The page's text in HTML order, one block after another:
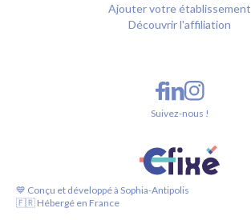
Ajouter votre établissement
Découvrir l'affiliation
💙 Conçu et développé à Sophia-Antipolis
🇫🇷 Hébergé en France
Suivez-nous !